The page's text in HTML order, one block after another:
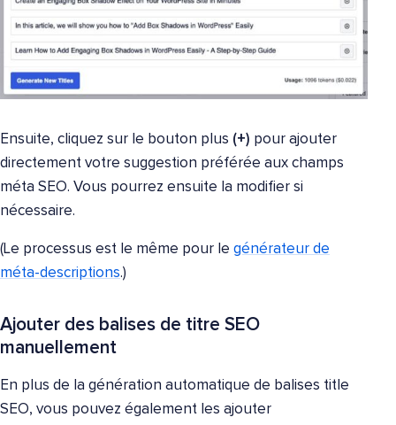
Ensuite, cliquez sur le bouton plus (+) pour ajouter
directement votre suggestion préférée aux champs
méta SEO. Vous pourrez ensuite la modifier si
nécessaire.
(Le processus est le même pour le générateur de
méta-descriptions.)
Ajouter des balises de titre SEO
manuellement
En plus de la génération automatique de balises title
SEO, vous pouvez également les ajouter